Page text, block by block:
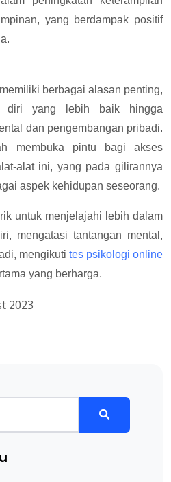
yang berdampak positif
berbagai alasan penting,
diri yang lebih baik hingga
dan pengembangan pribadi.
membuka pintu bagi akses
alat ini, yang pada gilirannya
aspek kehidupan seseorang.
untuk menjelajahi lebih dalam
mengatasi tantangan mental,
mengikuti tes psikologi online
yang berharga.
2023